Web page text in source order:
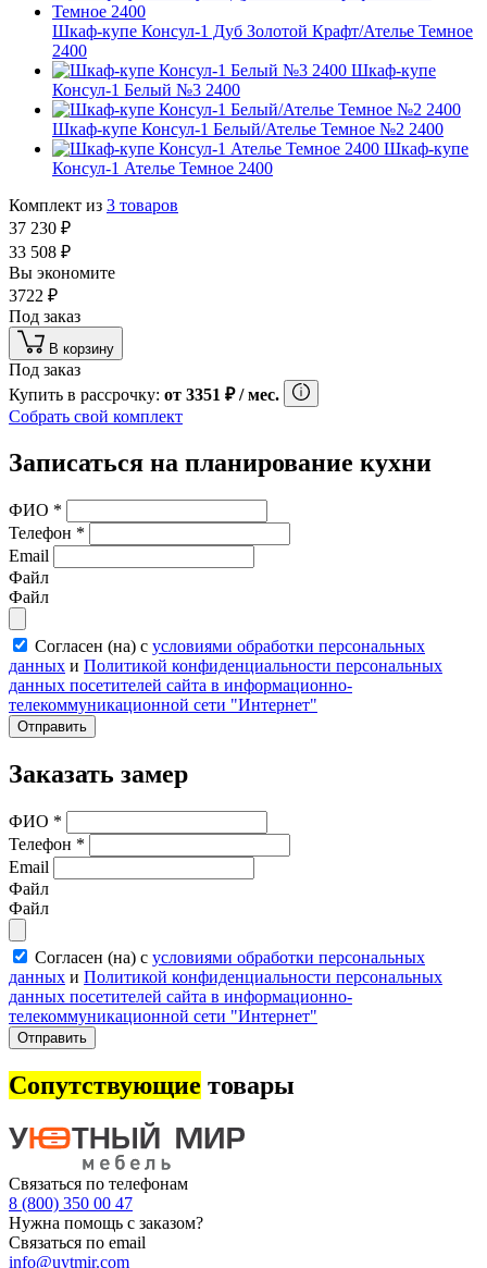
Шкаф-купе Консул-1 Дуб Золотой Крафт/Ателье Темное
2400
Шкаф-купе
Консул-1 Белый №3 2400
Шкаф-купе Консул-1 Белый/Ателье Темное №2 2400
Шкаф-купе
Консул-1 Ателье Темное 2400
Комплект из 3 товаров
37 230 ₽
33 508 ₽
Вы экономите
3722 ₽
Под заказ
В корзину
Под заказ
Купить в рассрочку: от 3351 ₽/ мес.
Собрать свой комплект
Записаться на планирование кухни
ФИО *
Телефон *
Email
Файл
Файл
Согласен (на) с условиями обработки персональных
данных и Политикой конфиденциальности персональных
данных посетителей сайта в информационно-
телекоммуникационной сети "Интернет"
Отправить
Заказать замер
ФИО *
Телефон *
Email
Файл
Файл
Согласен (на) с условиями обработки персональных
данных и Политикой конфиденциальности персональных
данных посетителей сайта в информационно-
телекоммуникационной сети "Интернет"
Отправить
Сопутствующие товары
Связаться по телефонам
8 (800) 350 00 47
Нужна помощь с заказом?
Связаться по email
info@uytmir.com